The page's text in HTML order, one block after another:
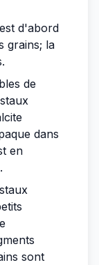
d'abord
grains; la
de
dans
en
sont